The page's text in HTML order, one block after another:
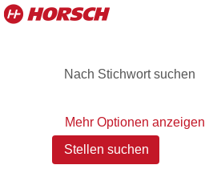
Nach Stichwort suchen
Mehr Optionen anzeigen